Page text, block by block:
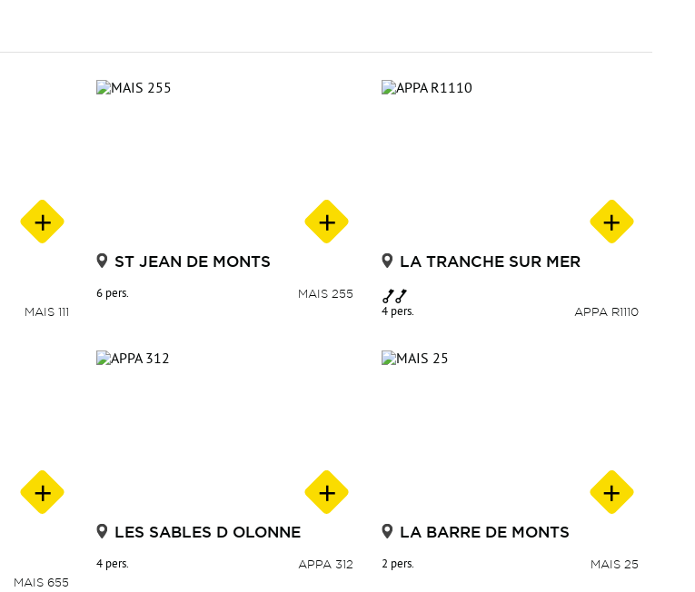
MAIS 111
ST JEAN DE MONTS
6 pers. MAIS 255
LA TRANCHE SUR MER
4 pers. APPA R1110
MAIS 655
LES SABLES D OLONNE
4 pers. APPA 312
LA BARRE DE MONTS
2 pers. MAIS 25